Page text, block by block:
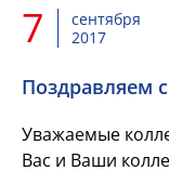
7
сентября
2017
Поздравляем
Уважаемые
Вас и Ваши